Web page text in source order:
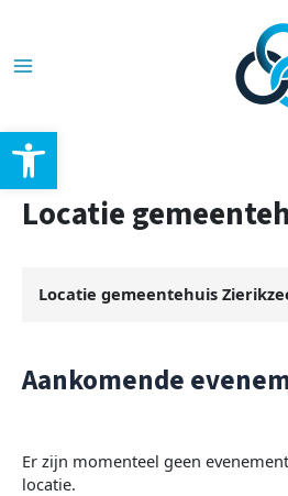
Toolbar openen
de
inhoud
Menu
Locatie
Locatie gemeentehuis
Aankomende
Er zijn momenteel geen
locatie.